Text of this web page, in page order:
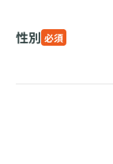
性別 必須